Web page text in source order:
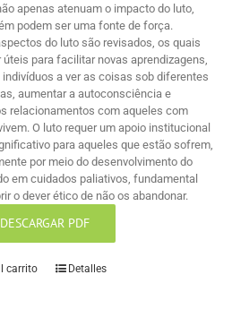
apenas atenuam o impacto do luto,
podem ser uma fonte de força.
do luto são revisados, os quais
úteis para facilitar novas aprendizagens,
a ver as coisas sob diferentes
aumentar a autoconsciência e
relacionamentos com aqueles com
O luto requer um apoio institucional
para aqueles que estão sofrem,
por meio do desenvolvimento do
em cuidados paliativos, fundamental
o dever ético de não os abandonar.
DESCARGAR PDF
carrito Detalles